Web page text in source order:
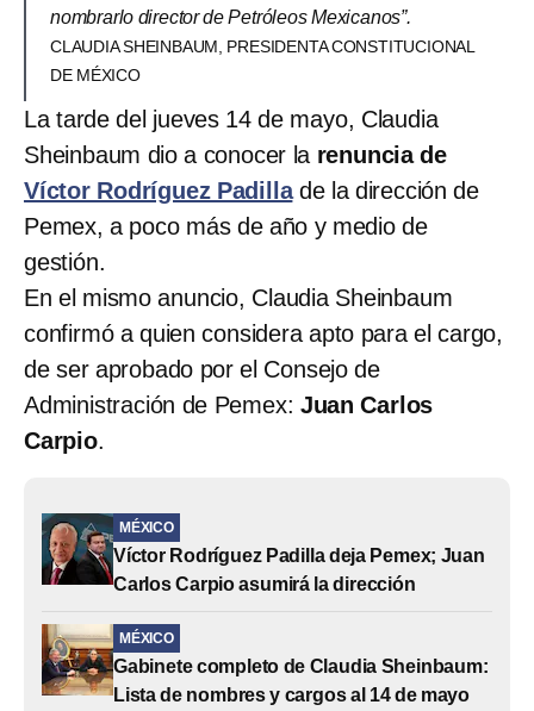
nombrarlo director de Petróleos Mexicanos”.
CLAUDIA SHEINBAUM, PRESIDENTA CONSTITUCIONAL
DE MÉXICO
La tarde del jueves 14 de mayo, Claudia
Sheinbaum dio a conocer la renuncia de
Víctor Rodríguez Padilla de la dirección de
Pemex, a poco más de año y medio de
gestión.
En el mismo anuncio, Claudia Sheinbaum
confirmó a quien considera apto para el cargo,
de ser aprobado por el Consejo de
Administración de Pemex: Juan Carlos
Carpio.
MÉXICO
Víctor Rodríguez Padilla deja Pemex; Juan
Carlos Carpio asumirá la dirección
MÉXICO
Gabinete completo de Claudia Sheinbaum:
Lista de nombres y cargos al 14 de mayo